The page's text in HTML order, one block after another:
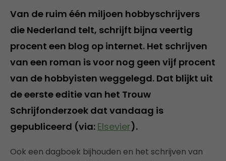
Van de ruim één miljoen hobbyschrijvers
die Nederland telt, schrijft bijna veertig
procent een blog op internet. Het schrijven
van een roman is voor nog geen vijf procent
van de hobbyisten weggelegd. Dat blijkt uit
de eerste editie van het Trouw
Schrijfonderzoek dat vandaag is
gepubliceerd (via: Elsevier).
Ook een dagboek bijhouden en het schrijven van